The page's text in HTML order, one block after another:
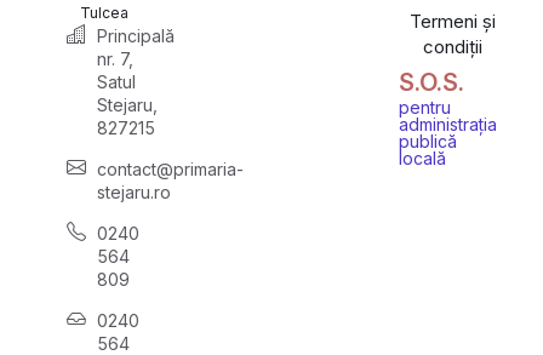
Tulcea
Principală
nr. 7,
Satul
Stejaru,
827215
contact@primaria-
stejaru.ro
0240
564
809
0240
564
Termeni și
condiții
S.O.S.
pentru
administrația
publică
locală